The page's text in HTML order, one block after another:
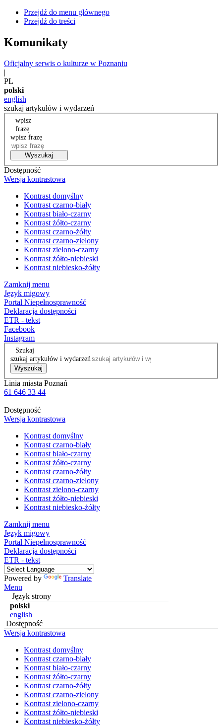
Przejdź do menu głównego
Przejdź do treści
Komunikaty
Oficjalny serwis o kulturze w Poznaniu
|
PL
polski
english
szukaj artykułów i wydarzeń
wpisz
frazę
wpisz frazę
Wyszukaj
Dostępność
Wersja kontrastowa
Kontrast domyślny
Kontrast czarno-biały
Kontrast biało-czarny
Kontrast żółto-czarny
Kontrast czarno-żółty
Kontrast czarno-zielony
Kontrast zielono-czarny
Kontrast żółto-niebieski
Kontrast niebiesko-żółty
Zamknij menu
Język migowy
Portal Niepełnosprawność
Deklaracja dostępności
ETR - tekst
Facebook
Instagram
Szukaj
szukaj artykułów i wydarzeń
Wyszukaj
Linia miasta Poznań
61 646 33 44
Dostępność
Wersja kontrastowa
Kontrast domyślny
Kontrast czarno-biały
Kontrast biało-czarny
Kontrast żółto-czarny
Kontrast czarno-żółty
Kontrast czarno-zielony
Kontrast zielono-czarny
Kontrast żółto-niebieski
Kontrast niebiesko-żółty
Zamknij menu
Język migowy
Portal Niepełnosprawność
Deklaracja dostępności
ETR - tekst
Powered by
Translate
Menu
Język strony
polski
english
Dostępność
Wersja kontrastowa
Kontrast domyślny
Kontrast czarno-biały
Kontrast biało-czarny
Kontrast żółto-czarny
Kontrast czarno-żółty
Kontrast czarno-zielony
Kontrast zielono-czarny
Kontrast żółto-niebieski
Kontrast niebiesko-żółty